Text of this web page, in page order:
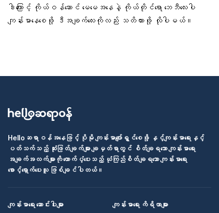
ဒါကြောင့် ကိုယ်ဝန်ဆောင် မေမေအနေနဲ့ ကိုယ်တိုင်ရော ဘေဘီလေးပါ
ကျန်းမာနေစေဖို့ ဒီအချက်လေးကိုလည်း သတိထားဖို့ လိုပါမယ်။
Helloဆရာဝန်အနေဖြင့် ပိုမို ကျန်းမာပျော်ရွှင်စေဖို့ နှင့်ကျန်းမာရေးနှင့်
ပတ်သက်သည့် ဆုံးဖြတ်ချက်များ ချမှတ်ရာတွင် စိတ်ချရသော ကျန်းမာရေး
အချက်အလက်များကို ထောက်ပံ့ပေးသည့် ယုံကြည်စိတ်ချရသော ကျန်းမာရေး
စောင့်ရှောက်ပေးသူ ဖြစ်ချင်ပါတယ်။
ကျန်းမာရေး ဆောင်းပါးများ ကျန်းမာရေး ကိရိယာများ